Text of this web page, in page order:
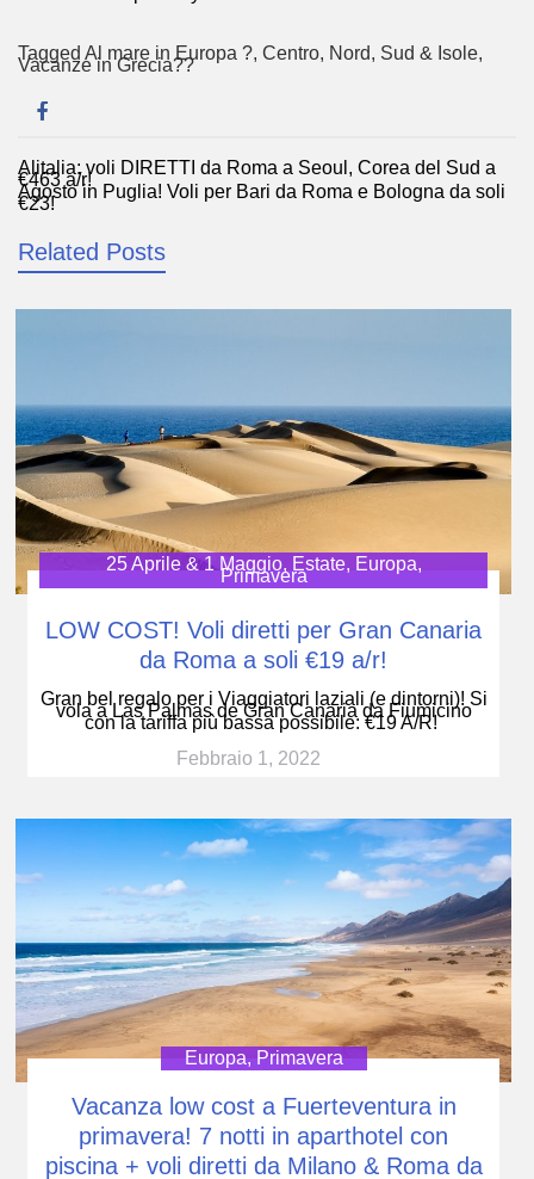
Tagged Al mare in Europa ?️, Centro, Nord, Sud & Isole,
Vacanze in Grecia??
Navigazione
articoli
Alitalia: voli DIRETTI da Roma a Seoul, Corea del Sud a
€463 a/r!
Agosto in Puglia! Voli per Bari da Roma e Bologna da soli
€23!
Related Posts
25 Aprile & 1 Maggio, Estate, Europa,
Primavera
LOW COST! Voli diretti per Gran Canaria
da Roma a soli €19 a/r!
Gran bel regalo per i Viaggiatori laziali (e dintorni)! Si
vola a Las Palmas de Gran Canaria da Fiumicino
con la tariffa più bassa possibile: €19 A/R!
Febbraio 1, 2022
Europa, Primavera
Vacanza low cost a Fuerteventura in
primavera! 7 notti in aparthotel con
piscina + voli diretti da Milano & Roma da